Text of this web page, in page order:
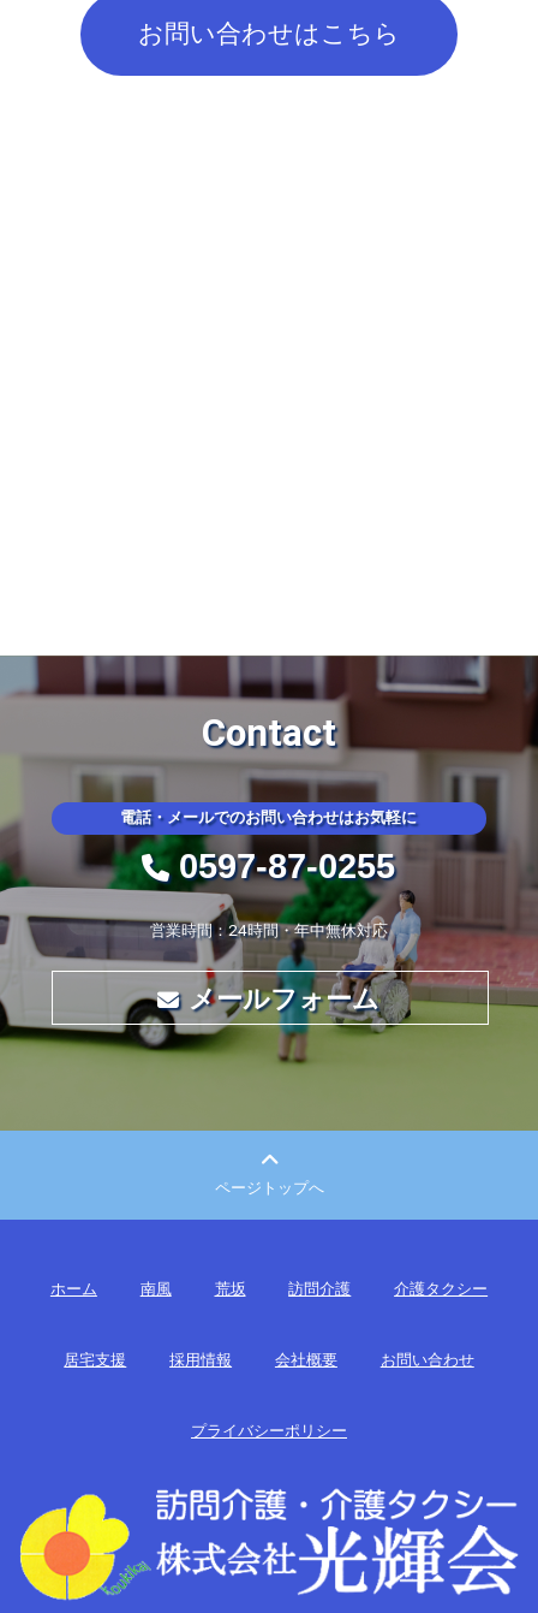
お問い合わせはこちら
Contact
電話・メールでのお問い合わせはお気軽に
0597-87-0255
営業時間：24時間・年中無休対応
メールフォーム
ページトップへ
ホーム 南風 荒坂 訪問介護 介護タクシー
居宅支援 採用情報 会社概要 お問い合わせ
プライバシーポリシー